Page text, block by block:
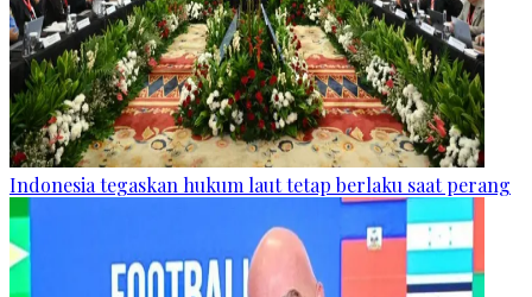
Indonesia tegaskan hukum laut tetap berlaku saat perang